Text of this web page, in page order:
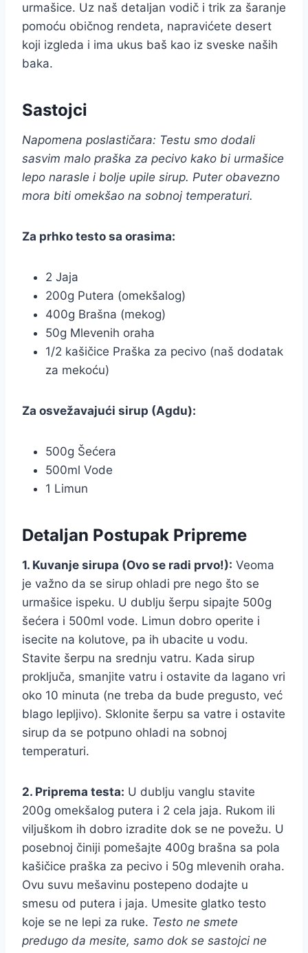
urmašice. Uz naš detaljan vodič i trik za šaranje
pomoću običnog rendeta, napravićete desert
koji izgleda i ima ukus baš kao iz sveske naših
baka.
Sastojci
Napomena poslastičara: Testu smo dodali
sasvim malo praška za pecivo kako bi urmašice
lepo narasle i bolje upile sirup. Puter obavezno
mora biti omekšao na sobnoj temperaturi.
Za prhko testo sa orasima:
2 Jaja
200g Putera (omekšalog)
400g Brašna (mekog)
50g Mlevenih oraha
1/2 kašičice Praška za pecivo (naš dodatak
za mekoću)
Za osvežavajući sirup (Agdu):
500g Šećera
500ml Vode
1 Limun
Detaljan Postupak Pripreme
1. Kuvanje sirupa (Ovo se radi prvo!): Veoma
je važno da se sirup ohladi pre nego što se
urmašice ispeku. U dublju šerpu sipajte 500g
šećera i 500ml vode. Limun dobro operite i
isecite na kolutove, pa ih ubacite u vodu.
Stavite šerpu na srednju vatru. Kada sirup
proključa, smanjite vatru i ostavite da lagano vri
oko 10 minuta (ne treba da bude pregusto, već
blago lepljivo). Sklonite šerpu sa vatre i ostavite
sirup da se potpuno ohladi na sobnoj
temperaturi.
2. Priprema testa: U dublju vanglu stavite
200g omekšalog putera i 2 cela jaja. Rukom ili
viljuškom ih dobro izradite dok se ne povežu. U
posebnoj činiji pomešajte 400g brašna sa pola
kašičice praška za pecivo i 50g mlevenih oraha.
Ovu suvu mešavinu postepeno dodajte u
smesu od putera i jaja. Umesite glatko testo
koje se ne lepi za ruke. Testo ne smete
predugo da mesite, samo dok se sastojci ne